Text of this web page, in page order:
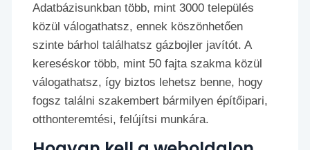
Adatbázisunkban több, mint 3000 település
közül válogathatsz, ennek köszönhetően
szinte bárhol találhatsz gázbojler javítót. A
kereséskor több, mint 50 fajta szakma közül
válogathatsz, így biztos lehetsz benne, hogy
fogsz találni szakembert bármilyen építőipari,
otthonteremtési, felújítsi munkára.